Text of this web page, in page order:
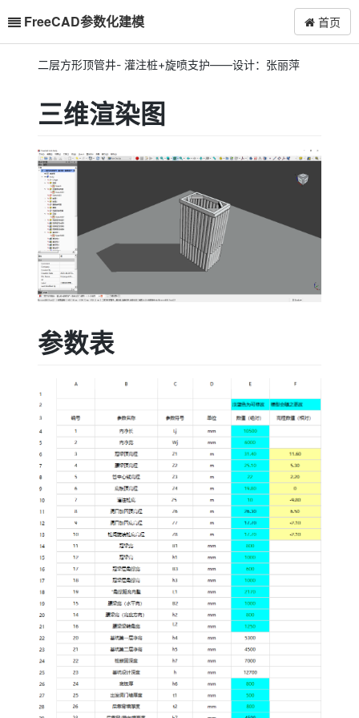
FreeCAD参数化建模 首页
二层方形顶管井- 灌注桩+旋喷支护——设计：张丽萍
三维渲染图
参数表